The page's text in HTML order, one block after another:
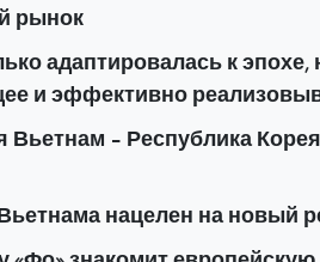
рынок
адаптировалась к эпохе,
и эффективно
– Республика
нацелен на новый